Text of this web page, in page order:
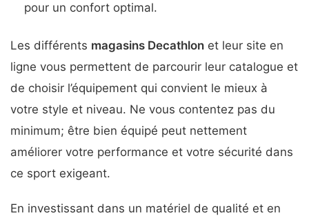
pour un confort optimal.
Les différents magasins Decathlon et leur site en
ligne vous permettent de parcourir leur catalogue et
de choisir l’équipement qui convient le mieux à
votre style et niveau. Ne vous contentez pas du
minimum; être bien équipé peut nettement
améliorer votre performance et votre sécurité dans
ce sport exigeant.
En investissant dans un matériel de qualité et en